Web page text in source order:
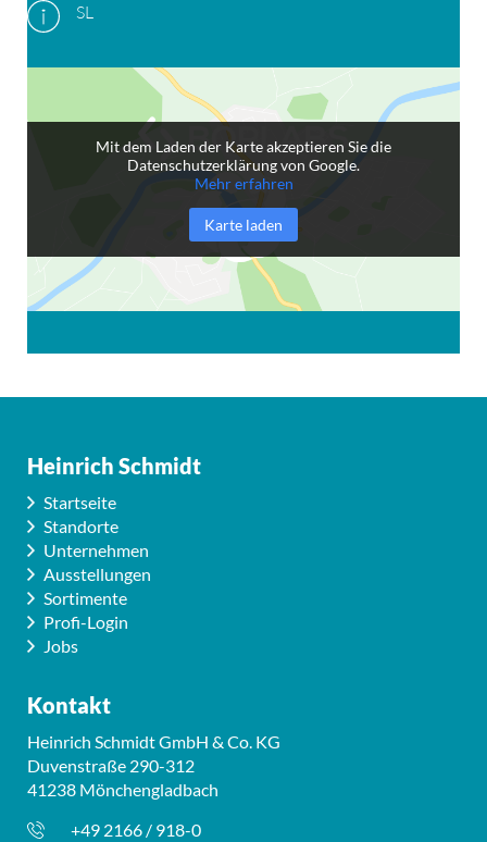
SL
Mit dem Laden der Karte akzeptieren Sie die
Datenschutzerklärung von Google.
Mehr erfahren
Karte laden
Heinrich Schmidt
Startseite
Standorte
Unternehmen
Ausstellungen
Sortimente
Profi-Login
Jobs
Kontakt
Heinrich Schmidt GmbH & Co. KG
Duvenstraße 290-312
41238 Mönchengladbach
+49 2166 / 918-0